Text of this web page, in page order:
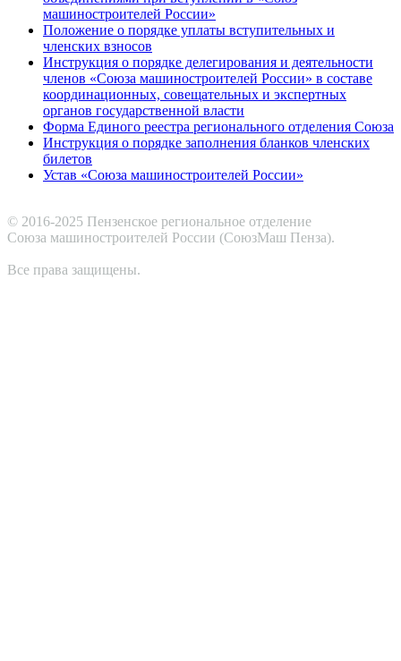
машиностроителей России»
Положение о порядке уплаты вступительных и
членских взносов
Инструкция о порядке делегирования и деятельности
членов «Союза машиностроителей России» в составе
координационных, совещательных и экспертных
органов государственной власти
Форма Единого реестра регионального отделения Союза
Инструкция о порядке заполнения бланков членских
билетов
Устав «Союза машиностроителей России»
© 2016-2025 Пензенское региональное отделение
Cоюза машиностроителей России (СоюзМаш Пенза).
Все права защищены.